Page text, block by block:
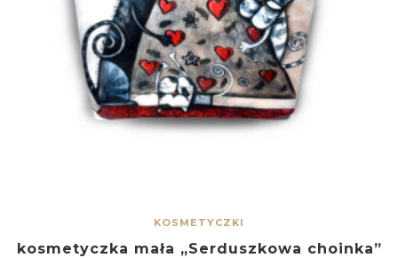
KOSMETYCZKI
kosmetyczka mała „Serduszkowa choinka”